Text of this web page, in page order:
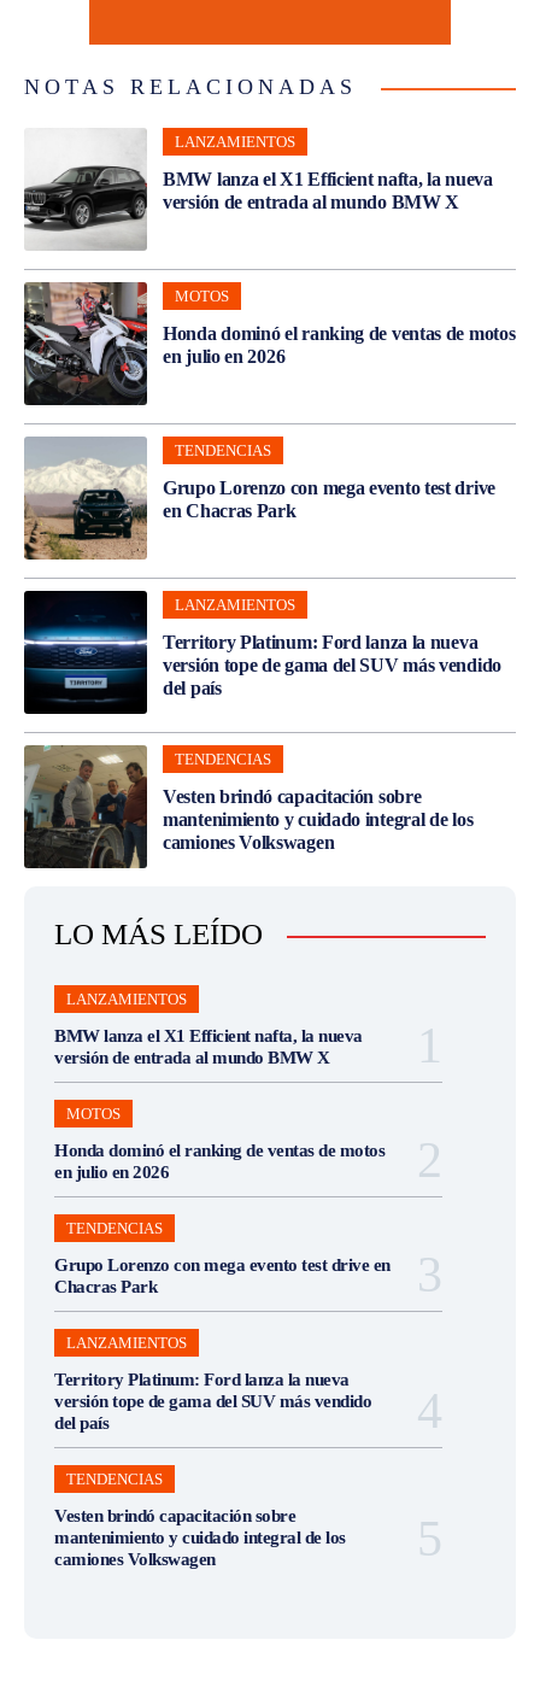
NOTAS RELACIONADAS
LANZAMIENTOS
BMW lanza el X1 Efficient nafta, la nueva
versión de entrada al mundo BMW X
MOTOS
Honda dominó el ranking de ventas de motos
en julio en 2026
TENDENCIAS
Grupo Lorenzo con mega evento test drive
en Chacras Park
LANZAMIENTOS
Territory Platinum: Ford lanza la nueva
versión tope de gama del SUV más vendido
del país
TENDENCIAS
Vesten brindó capacitación sobre
mantenimiento y cuidado integral de los
camiones Volkswagen
LO MÁS LEÍDO
LANZAMIENTOS
BMW lanza el X1 Efficient nafta, la nueva
versión de entrada al mundo BMW X
MOTOS
Honda dominó el ranking de ventas de motos
en julio en 2026
TENDENCIAS
Grupo Lorenzo con mega evento test drive en
Chacras Park
LANZAMIENTOS
Territory Platinum: Ford lanza la nueva
versión tope de gama del SUV más vendido
del país
TENDENCIAS
Vesten brindó capacitación sobre
mantenimiento y cuidado integral de los
camiones Volkswagen